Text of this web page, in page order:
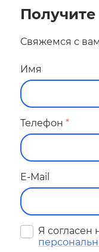
Свяжемся с
Имя
Телефон *
E-Mail
Я согласен